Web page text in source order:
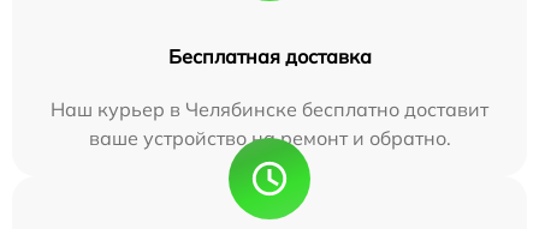
Бесплатная доставка
Наш курьер в Челябинске бесплатно доставит
ваше устройство на ремонт и обратно.